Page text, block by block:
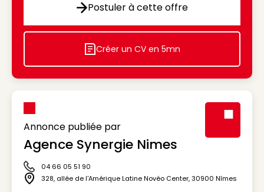
Postuler à cette offre
Postuler à cette offre
Icon decorative
Créer un CV en 5mn
Annonce publiée par
Agence Synergie Nimes
Icône téléphone
04 66 05 51 90
Icône adresse
328, allée de l'Amérique Latine Novéo Center,30900 Nîmes